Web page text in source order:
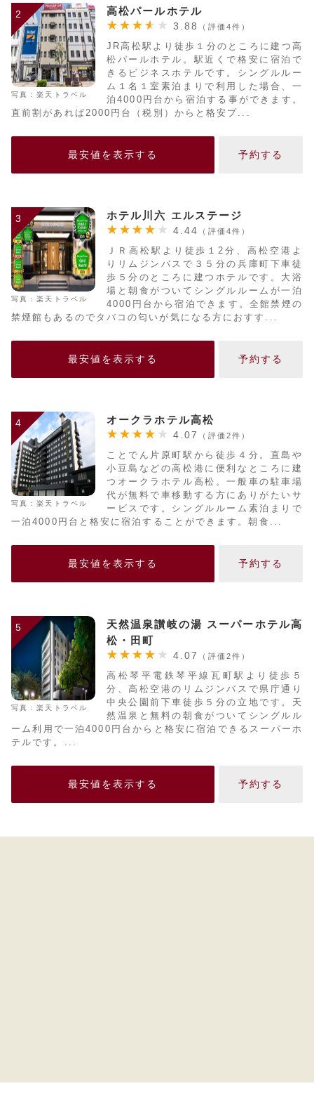
2
写真：楽天トラベル
高松パールホテル
3.88 （評価4件）
JR高松駅より徒歩１分のところに建つ高
松パールホテル。駅近くで格安に宿泊で
きるビジネスホテルです。シングルルー
ム１名１室素泊まりで利用した場合、一
泊4000円台から宿泊する事ができます。
直前割があれば2000円台（税別）からと格安プ...
最安値を表示する 予約する
3
写真：楽天トラベル
ホテル川六 エルステージ
4.44 （評価4件）
ＪＲ高松駅より徒歩１2分、高松空港よ
りリムジンバスで３５分の兵庫町下車徒
歩５分のところに建つホテルです。大浴
場と朝食がついてシングルルームが一泊
4000円台から宿泊できます。全館禁煙の
禁煙館もあるのでタバコの匂いが気になる方におすす...
最安値を表示する 予約する
4
写真：楽天トラベル
オークラホテル高松
4.07 （評価2件）
ことでん片原町駅から徒歩４分。直島や
小豆島などの高松港に便利なところに建
つオークラホテル高松。一般車の駐車場
代が無料で車移動する方にありがたいサ
ービスです。シングルルーム素泊まりで
一泊4000円台と格安に宿泊することができます。朝食...
最安値を表示する 予約する
5
写真：楽天トラベル
天然温泉讃岐の湯 スーパーホテル高
松・田町
4.07 （評価2件）
高松琴平電鉄琴平線瓦町駅より徒歩５
分、高松空港のリムジンバスで県庁通り
中央公園前下車徒歩５分の立地です。天
然温泉と無料の朝食がついてシングルル
ーム利用で一泊4000円台からと格安に宿泊できるスーパーホ
テルです。...
最安値を表示する 予約する